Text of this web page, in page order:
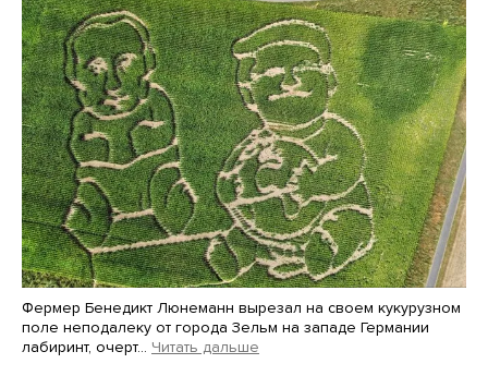
Фермер Бенедикт Люнеманн вырезал на своем кукурузном
поле неподалеку от города Зельм на западе Германии
лабиринт, очерт… Читать дальше